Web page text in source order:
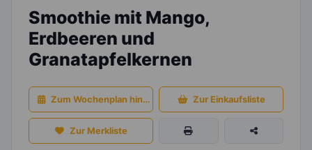
Smoothie mit Mango,
Erdbeeren und
Granatapfelkernen
Zum Wochenplan hinzufügen Zur Einkaufsliste
Zur Merkliste